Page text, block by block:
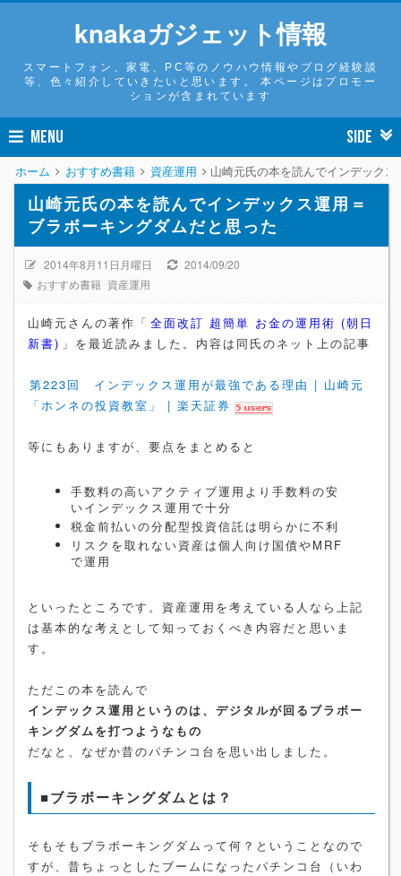
knakaガジェット情報
スマートフォン、家電、PC等のノウハウ情報やブログ経験談
等、色々紹介していきたいと思います。 本ページはプロモー
ションが含まれています
MENU SIDE
ホーム おすすめ書籍 資産運用 山崎元氏の本を読んでインデック
山崎元氏の本を読んでインデックス運用＝
ブラボーキングダムだと思った
2014年8月11日月曜日
2014/09/20
おすすめ書籍 資産運用
山崎元さんの著作「 全面改訂 超簡単 お金の運用術 (朝日
新書) 」を最近読みました。内容は同氏のネット上の記事
第223回 インデックス運用が最強である理由 | 山崎元
「ホンネの投資教室」 | 楽天証券
等にもありますが、要点をまとめると
手数料の高いアクティブ運用より手数料の安
いインデックス運用で十分
税金前払いの分配型投資信託は明らかに不利
リスクを取れない資産は個人向け国債やMRF
で運用
といったところです。資産運用を考えている人なら上記
は基本的な考えとして知っておくべき内容だと思いま
す。
ただこの本を読んで
インデックス運用というのは、デジタルが回るブラボー
キングダムを打つようなもの
だなと、なぜか昔のパチンコ台を思い出しました。
■ブラボーキングダムとは？
そもそもブラボーキングダムって何？ということなので
すが、昔ちょっとしたブームになったパチンコ台（いわ